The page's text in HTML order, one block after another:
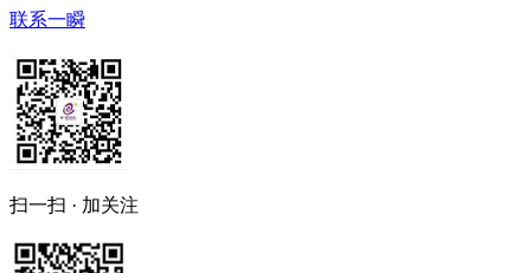
联系一瞬
扫一扫 · 加关注